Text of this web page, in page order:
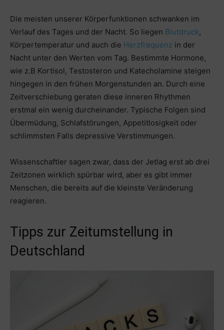
Die meisten unserer Körperfunktionen schwanken im
Verlauf des Tages und der Nacht. So liegen Blutdruck,
Körpertemperatur und auch die Herzfrequenz in der
Nacht unter den Werten vom Tag. Bestimmte Hormone,
wie z.B Kortisol, Testosteron und Katecholamine steigen
hingegen in den frühen Morgenstunden an. Durch eine
Zeitverschiebung geraten diese inneren Rhythmen
erstmal ein wenig durcheinander. Typische Folgen sind
Übermüdung, Schlafstörungen, Appetitlosigkeit oder
schlimmsten Falls depressive Verstimmungen.
Wissenschaftler sagen zwar, dass der Jetlag erst ab drei
Zeitzonen wirklich spürbar wird, aber es gibt immer
Menschen, die bereits auf die kleinste Veränderung
reagieren.
Tipps zur Zeitumstellung in
Deutschland